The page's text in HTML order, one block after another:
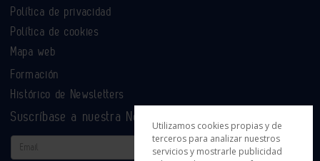
Política de privacidad
Política de cookies
Mapa web
Formación
Histórico de Newsletters
Suscríbase a nuestra Newsletter
Email
Utilizamos cookies propias y de
terceros para analizar nuestros
servicios y mostrarle publicidad